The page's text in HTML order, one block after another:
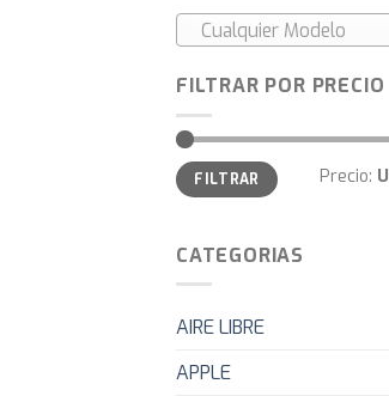
Cualquier Modelo
FILTRAR POR PRECIO
Precio
mínimo
Precio
máximo
FILTRAR Precio:
CATEGORIAS
AIRE LIBRE
APPLE